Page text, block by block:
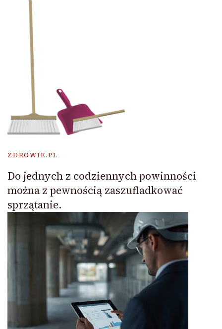
ZDROWIE.PL
Do jednych z codziennych powinności
można z pewnością zaszufladkować
sprzątanie.